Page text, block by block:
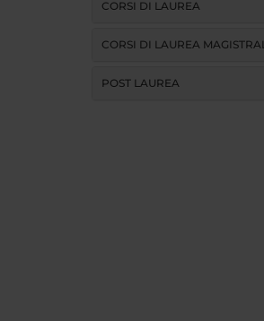
CORSI DI LAUREA
CORSI DI LAUREA
POST LAUREA